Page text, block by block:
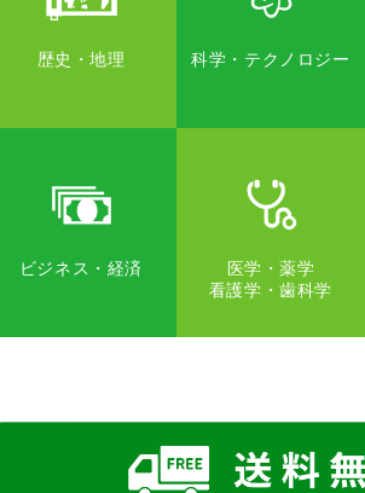
歴史・地理 科学・テクノロジー
ビジネス・経済
医学・薬学
看護学・歯科学